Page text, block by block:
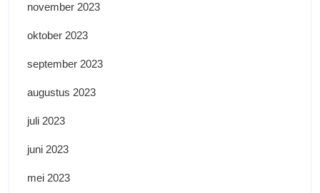
november 2023
oktober 2023
september 2023
augustus 2023
juli 2023
juni 2023
mei 2023